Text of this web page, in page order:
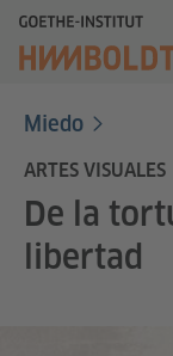
Miedo
ARTES VISUALES
De la
libertad